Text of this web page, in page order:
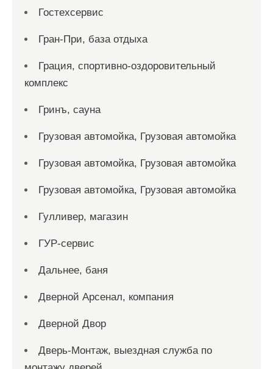
Гостехсервис
Гран-При, база отдыха
Грация, спортивно-оздоровительный
комплекс
Гринъ, сауна
Грузовая автомойка, Грузовая автомойка
Грузовая автомойка, Грузовая автомойка
Грузовая автомойка, Грузовая автомойка
Гулливер, магазин
ГУР-сервис
Дальнее, баня
Дверной Арсенал, компания
Дверной Двор
Дверь-Монтаж, выездная служба по